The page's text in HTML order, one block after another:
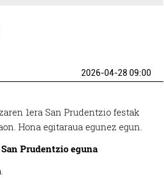
2026-04-28 09:00
1era San Prudentzio festak
Hona egitaraua egunez egun.
Prudentzio eguna